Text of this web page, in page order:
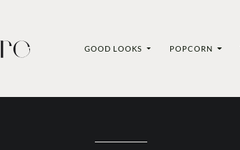
GOOD LOOKS POPCORN